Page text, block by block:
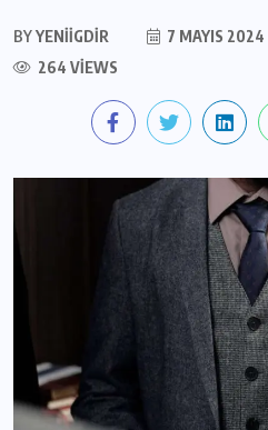
BYYENIIGDIR 7 MAYIS 2024
264 VIEWS